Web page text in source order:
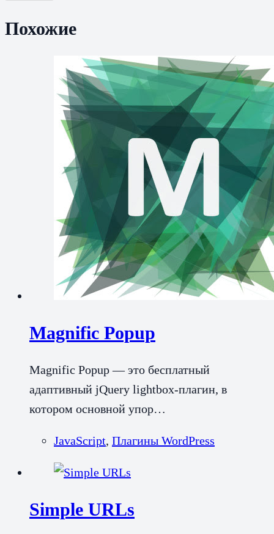
Похожие
Magnific Popup
Magnific Popup — это бесплатный
адаптивный jQuery lightbox-плагин, в
котором основной упор…
JavaScript, Плагины WordPress
Simple URLs